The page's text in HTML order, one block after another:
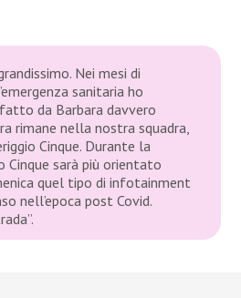
Nei mesi di
sanitaria ho
da Barbara davvero
rimane nella nostra squadra,
Cinque. Durante la
Cinque sarà più orientato
quel tipo di infotainment
nell’epoca post Covid.